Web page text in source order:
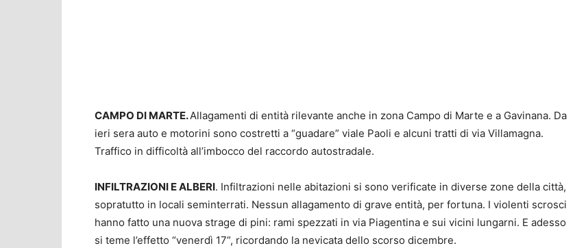
CAMPO DI MARTE.Allagamenti di entità rilevante anche in zona Campo di Marte e a Gavinana. Da
ieri sera auto e motorini sono costretti a “guadare” viale Paoli e alcuni tratti di via Villamagna.
Traffico in difficoltà all’imbocco del raccordo autostradale.
INFILTRAZIONI E ALBERI. Infiltrazioni nelle abitazioni si sono verificate in diverse zone della città,
sopratutto in locali seminterrati. Nessun allagamento di grave entità, per fortuna. I violenti scrosci
hanno fatto una nuova strage di pini: rami spezzati in via Piagentina e sui vicini lungarni. E adesso
si teme l’effetto “venerdì 17”, ricordando la nevicata dello scorso dicembre.